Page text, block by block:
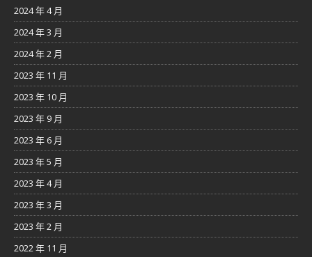
2024 年 4 月
2024 年 3 月
2024 年 2 月
2023 年 11 月
2023 年 10 月
2023 年 9 月
2023 年 6 月
2023 年 5 月
2023 年 4 月
2023 年 3 月
2023 年 2 月
2022 年 11 月